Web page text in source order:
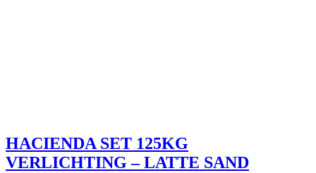
HACIENDA SET 125KG
VERLICHTING – LATTE SAND